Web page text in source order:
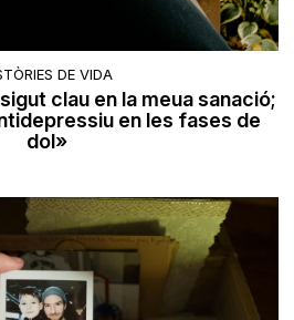
DE VIDA
clau en la meua sanació;
en les fases de
dol»